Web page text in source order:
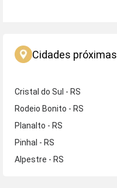
Cidades próximas
Cristal do Sul - RS
Rodeio Bonito - RS
Planalto - RS
Pinhal - RS
Alpestre - RS